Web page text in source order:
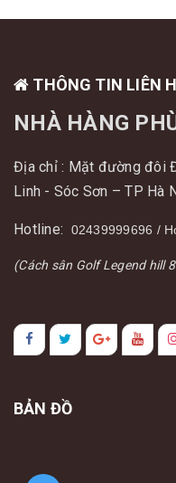
THÔNG TIN LIÊN
NHÀ HÀNG
Địa chỉ : Mặt đường đôi
Linh - Sóc Sơn – TP Hà
Hotline: 02439999696 /
(Cách sân Golf Legend hill
BẢN ĐỒ